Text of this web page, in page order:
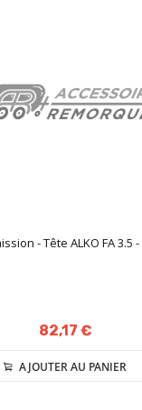
- Tête ALKO FA 3.5
82,17 €
AJOUTER AU PANIER